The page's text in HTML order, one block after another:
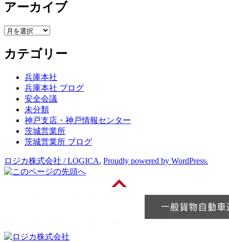
アーカイブ
ア
カ
イ
カテゴリー
兵庫本社
兵庫本社 ブログ
安全会議
未分類
神戸支店・神戸情報センター
茨城営業所
茨城営業所 ブログ
ロジカ株式会社 / LOGICA, Proudly powered by WordPress.